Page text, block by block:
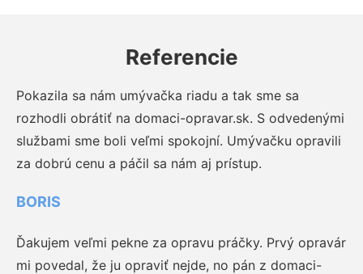
Referencie
Pokazila sa nám umývačka riadu a tak sme sa
rozhodli obrátiť na domaci-opravar.sk. S odvedenými
službami sme boli veľmi spokojní. Umývačku opravili
za dobrú cenu a páčil sa nám aj prístup.
BORIS
Ďakujem veľmi pekne za opravu práčky. Prvý opravár
mi povedal, že ju opraviť nejde, no pán z domaci-